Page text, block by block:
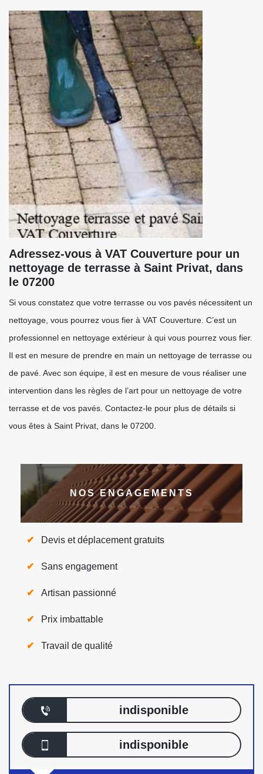
Adressez-vous à VAT Couverture pour un
nettoyage de terrasse à Saint Privat, dans
le 07200
Si vous constatez que votre terrasse ou vos pavés nécessitent un
nettoyage, vous pourrez vous fier à VAT Couverture. C’est un
professionnel en nettoyage extérieur à qui vous pourrez vous fier.
Il est en mesure de prendre en main un nettoyage de terrasse ou
de pavé. Avec son équipe, il est en mesure de vous réaliser une
intervention dans les règles de l’art pour un nettoyage de votre
terrasse et de vos pavés. Contactez-le pour plus de détails si
vous êtes à Saint Privat, dans le 07200.
NOS ENGAGEMENTS
Devis et déplacement gratuits
Sans engagement
Artisan passionné
Prix imbattable
Travail de qualité
indisponible
indisponible